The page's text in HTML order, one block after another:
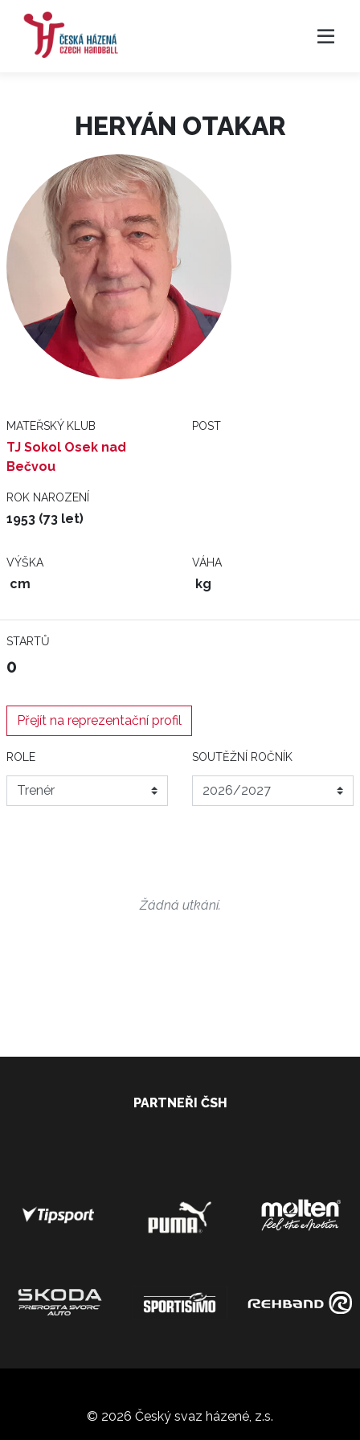
HERYÁN OTAKAR
MATEŘSKÝ KLUB
TJ Sokol Osek nad
Bečvou
POST
ROK NAROZENÍ
1953 (73 let)
VÝŠKA
cm
VÁHA
kg
STARTŮ
0
Přejít na reprezentační profil
ROLE SOUTĚŽNÍ ROČNÍK
Žádná utkání.
PARTNEŘI ČSH
© 2026 Český svaz házené, z.s.